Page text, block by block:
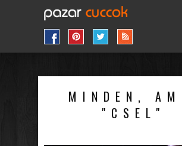
MINDEN,
"CSEL"